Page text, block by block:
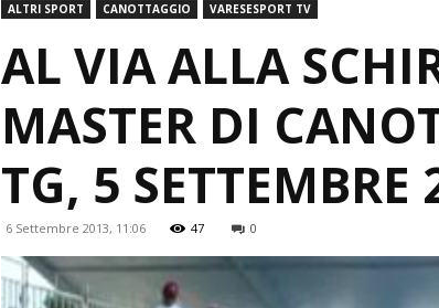
ALTRI SPORT CANOTTAGGIO VARESESPORT TV
AL VIA ALLA
MASTER DI
TG, 5 SETTEMBRE
6 Settembre 2013, 11:06 47 0